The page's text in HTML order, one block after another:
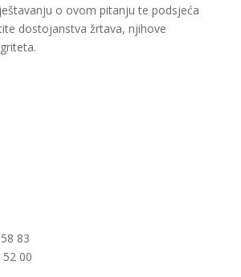
o ovom pitanju te podsjeća
dostojanstva žrtava, njihove
83
52 00